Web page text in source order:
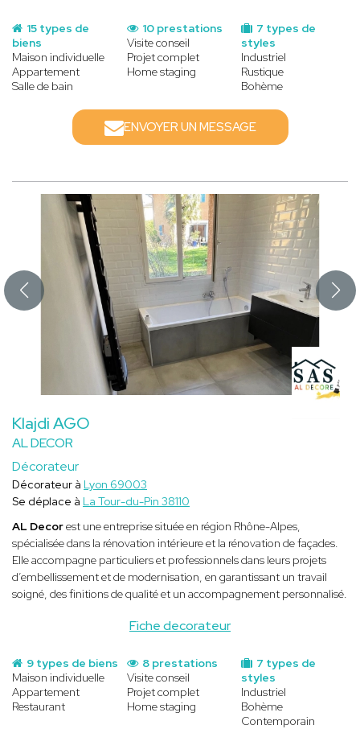
15 types de
biens
Maison individuelle
Appartement
Salle de bain
7 types de
styles
Industriel
Rustique
Bohème
10 prestations
Visite conseil
Projet complet
Home staging
ENVOYER UN MESSAGE
Klajdi AGO
AL DECOR
Décorateur
Fiche decorateur
Décorateur à Lyon 69003
Se déplace à La Tour-du-Pin 38110
AL Decorest une entreprise située en région Rhône-Alpes,
spécialisée dans la rénovation intérieure et la rénovation de façades.
Elle accompagne particuliers et professionnels dans leurs projets
d’embellissement et de modernisation, en garantissant un travail
soigné, des finitions de qualité et un accompagnement personnalisé.
9 types de biens
Maison individuelle
Appartement
Restaurant
7 types de
styles
Industriel
Bohème
Contemporain
8 prestations
Visite conseil
Projet complet
Home staging